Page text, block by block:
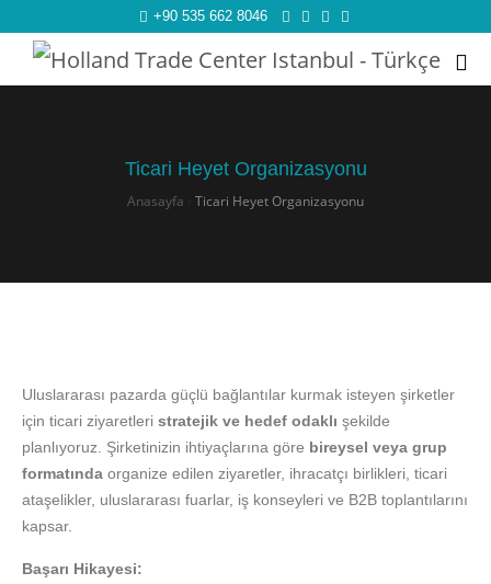
+90 535 662 8046
Ticari Heyet Organizasyonu
Anasayfa Ticari Heyet Organizasyonu
Uluslararası pazarda güçlü bağlantılar kurmak isteyen şirketler
için ticari ziyaretleri stratejik ve hedef odaklı şekilde
planlıyoruz. Şirketinizin ihtiyaçlarına göre bireysel veya grup
formatında organize edilen ziyaretler, ihracatçı birlikleri, ticari
ataşelikler, uluslararası fuarlar, iş konseyleri ve B2B toplantılarını
kapsar.
Başarı Hikayesi: